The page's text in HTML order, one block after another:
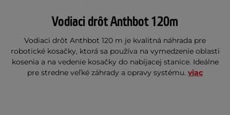
Vodiaci drôt Anthbot 120m
Vodiaci drôt Anthbot 120 m je kvalitná náhrada pre
robotické kosačky, ktorá sa používa na vymedzenie oblasti
kosenia a na vedenie kosačky do nabíjacej stanice. Ideálne
pre stredne veľké záhrady a opravy systému. viac